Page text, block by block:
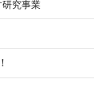
究事業